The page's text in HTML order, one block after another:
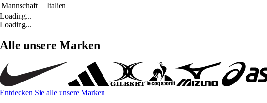
Mannschaft
Italien
Loading...
Loading...
Alle unsere Marken
Entdecken Sie alle unsere Marken